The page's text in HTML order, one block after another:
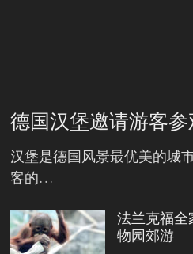
德国汉堡邀请游客
汉堡是德国风景最优美的城
客的…
法兰克福全
物园郊游